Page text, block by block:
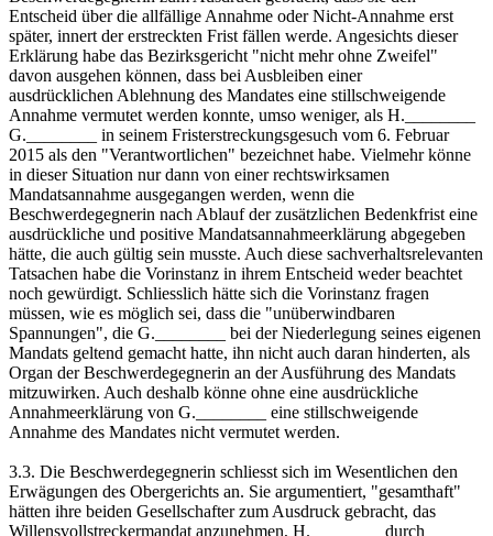
Entscheid über die allfällige Annahme oder Nicht-Annahme erst
später, innert der erstreckten Frist fällen werde. Angesichts dieser
Erklärung habe das Bezirksgericht "nicht mehr ohne Zweifel"
davon ausgehen können, dass bei Ausbleiben einer
ausdrücklichen Ablehnung des Mandates eine stillschweigende
Annahme vermutet werden konnte, umso weniger, als H.________
G.________ in seinem Fristerstreckungsgesuch vom 6. Februar
2015 als den "Verantwortlichen" bezeichnet habe. Vielmehr könne
in dieser Situation nur dann von einer rechtswirksamen
Mandatsannahme ausgegangen werden, wenn die
Beschwerdegegnerin nach Ablauf der zusätzlichen Bedenkfrist eine
ausdrückliche und positive Mandatsannahmeerklärung abgegeben
hätte, die auch gültig sein musste. Auch diese sachverhaltsrelevanten
Tatsachen habe die Vorinstanz in ihrem Entscheid weder beachtet
noch gewürdigt. Schliesslich hätte sich die Vorinstanz fragen
müssen, wie es möglich sei, dass die "unüberwindbaren
Spannungen", die G.________ bei der Niederlegung seines eigenen
Mandats geltend gemacht hatte, ihn nicht auch daran hinderten, als
Organ der Beschwerdegegnerin an der Ausführung des Mandats
mitzuwirken. Auch deshalb könne ohne eine ausdrückliche
Annahmeerklärung von G.________ eine stillschweigende
Annahme des Mandates nicht vermutet werden.
3.3. Die Beschwerdegegnerin schliesst sich im Wesentlichen den
Erwägungen des Obergerichts an. Sie argumentiert, "gesamthaft"
hätten ihre beiden Gesellschafter zum Ausdruck gebracht, das
Willensvollstreckermandat anzunehmen, H.________ durch